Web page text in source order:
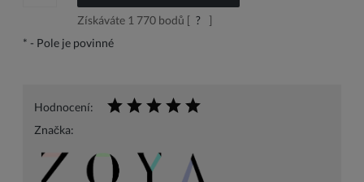
Získáváte 1 770bodů [ ?
]
* - Pole je povinné
Hodnocení:
Značka: